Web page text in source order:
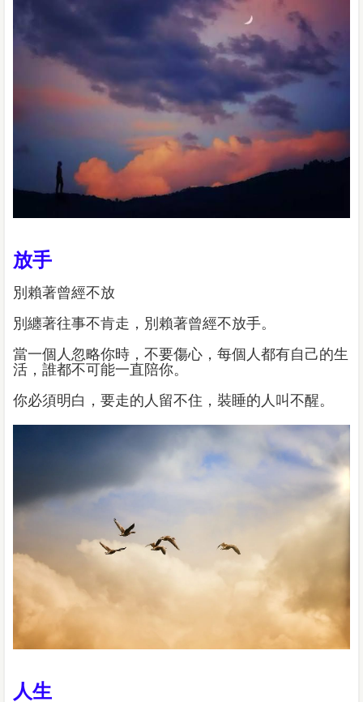
放手
別賴著曾經不放
別纏著往事不肯走，別賴著曾經不放手。
當一個人忽略你時，不要傷心，每個人都有自己的生
活，誰都不可能一直陪你。
你必須明白，要走的人留不住，裝睡的人叫不醒。
人生